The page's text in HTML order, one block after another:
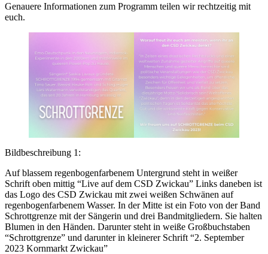
Genauere Informationen zum Programm teilen wir rechtzeitig mit
euch.
Bildbeschreibung 1:
Auf blassem regenbogenfarbenem Untergrund steht in weißer
Schrift oben mittig “Live auf dem CSD Zwickau” Links daneben ist
das Logo des CSD Zwickau mit zwei weißen Schwänen auf
regenbogenfarbenem Wasser. In der Mitte ist ein Foto von der Band
Schrottgrenze mit der Sängerin und drei Bandmitgliedern. Sie halten
Blumen in den Händen. Darunter steht in weiße Großbuchstaben
“Schrottgrenze” und darunter in kleinerer Schrift “2. September
2023 Kornmarkt Zwickau”